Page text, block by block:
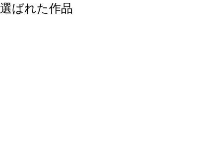
選ばれた作品